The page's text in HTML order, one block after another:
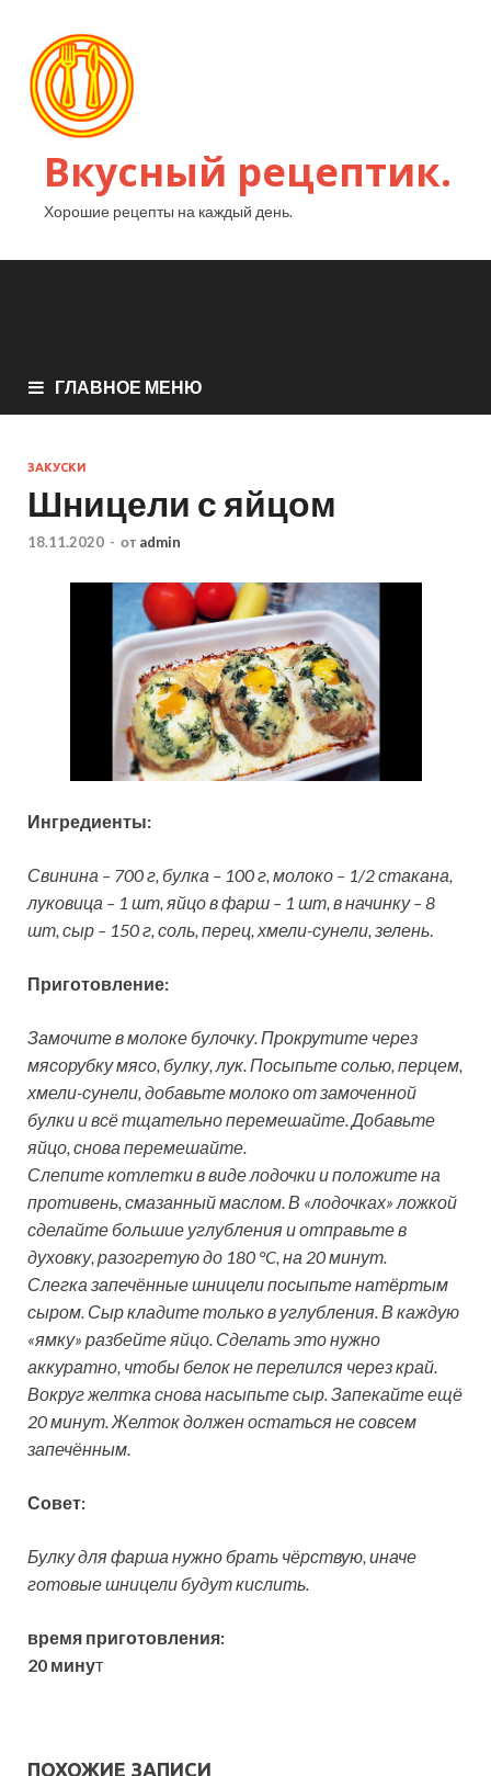
Вкусный рецептик.
Хорошие рецепты на каждый день.
ГЛАВНОЕ МЕНЮ
ЗАКУСКИ
Шницели с яйцом
18.11.2020 - от admin
Ингредиенты:
Свинина – 700 г, булка – 100 г, молоко – 1/2 стакана,
луковица – 1 шт, яйцо в фарш – 1 шт, в начинку – 8
шт, сыр – 150 г, соль, перец, хмели-сунели, зелень.
Приготовление:
Замочите в молоке булочку. Прокрутите через
мясорубку мясо, булку, лук. Посыпьте солью, перцем,
хмели-сунели, добавьте молоко от замоченной
булки и всё тщательно перемешайте. Добавьте
яйцо, снова перемешайте.
Слепите котлетки в виде лодочки и положите на
противень, смазанный маслом. В «лодочках» ложкой
сделайте большие углубления и отправьте в
духовку, разогретую до 180 °C, на 20 минут.
Слегка запечённые шницели посыпьте натёртым
сыром. Сыр кладите только в углубления. В каждую
«ямку» разбейте яйцо. Сделать это нужно
аккуратно, чтобы белок не перелился через край.
Вокруг желтка снова насыпьте сыр. Запекайте ещё
20 минут. Желток должен остаться не совсем
запечённым.
Совет:
Булку для фарша нужно брать чёрствую, иначе
готовые шницели будут кислить.
время приготовления:
20 минут
ПОХОЖИЕ ЗАПИСИ